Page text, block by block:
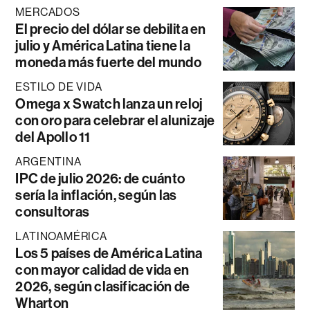
MERCADOS
El precio del dólar se debilita en
julio y América Latina tiene la
moneda más fuerte del mundo
ESTILO DE VIDA
Omega x Swatch lanza un reloj
con oro para celebrar el alunizaje
del Apollo 11
ARGENTINA
IPC de julio 2026: de cuánto
sería la inflación, según las
consultoras
LATINOAMÉRICA
Los 5 países de América Latina
con mayor calidad de vida en
2026, según clasificación de
Wharton